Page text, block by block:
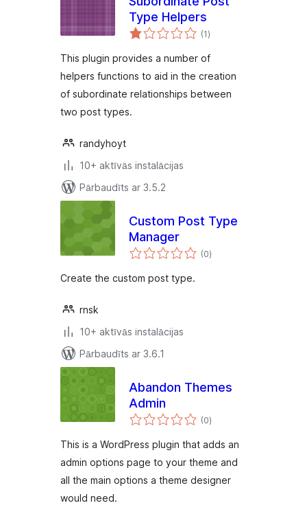
Type Helpers
(1vērtējumu
kopsumma
)
This plugin provides a number of
helpers functions to aid in the creation
of subordinate relationships between
two post types.
randyhoyt
10+ aktīvās instalācijas
Pārbaudīts ar 3.5.2
Custom Post Type
Manager
(0vērtējumu
kopsumma
)
Create the custom post type.
rnsk
10+ aktīvās instalācijas
Pārbaudīts ar 3.6.1
Abandon Themes
Admin
(0vērtējumu
kopsumma
)
This is a WordPress plugin that adds an
admin options page to your theme and
all the main options a theme designer
would need.